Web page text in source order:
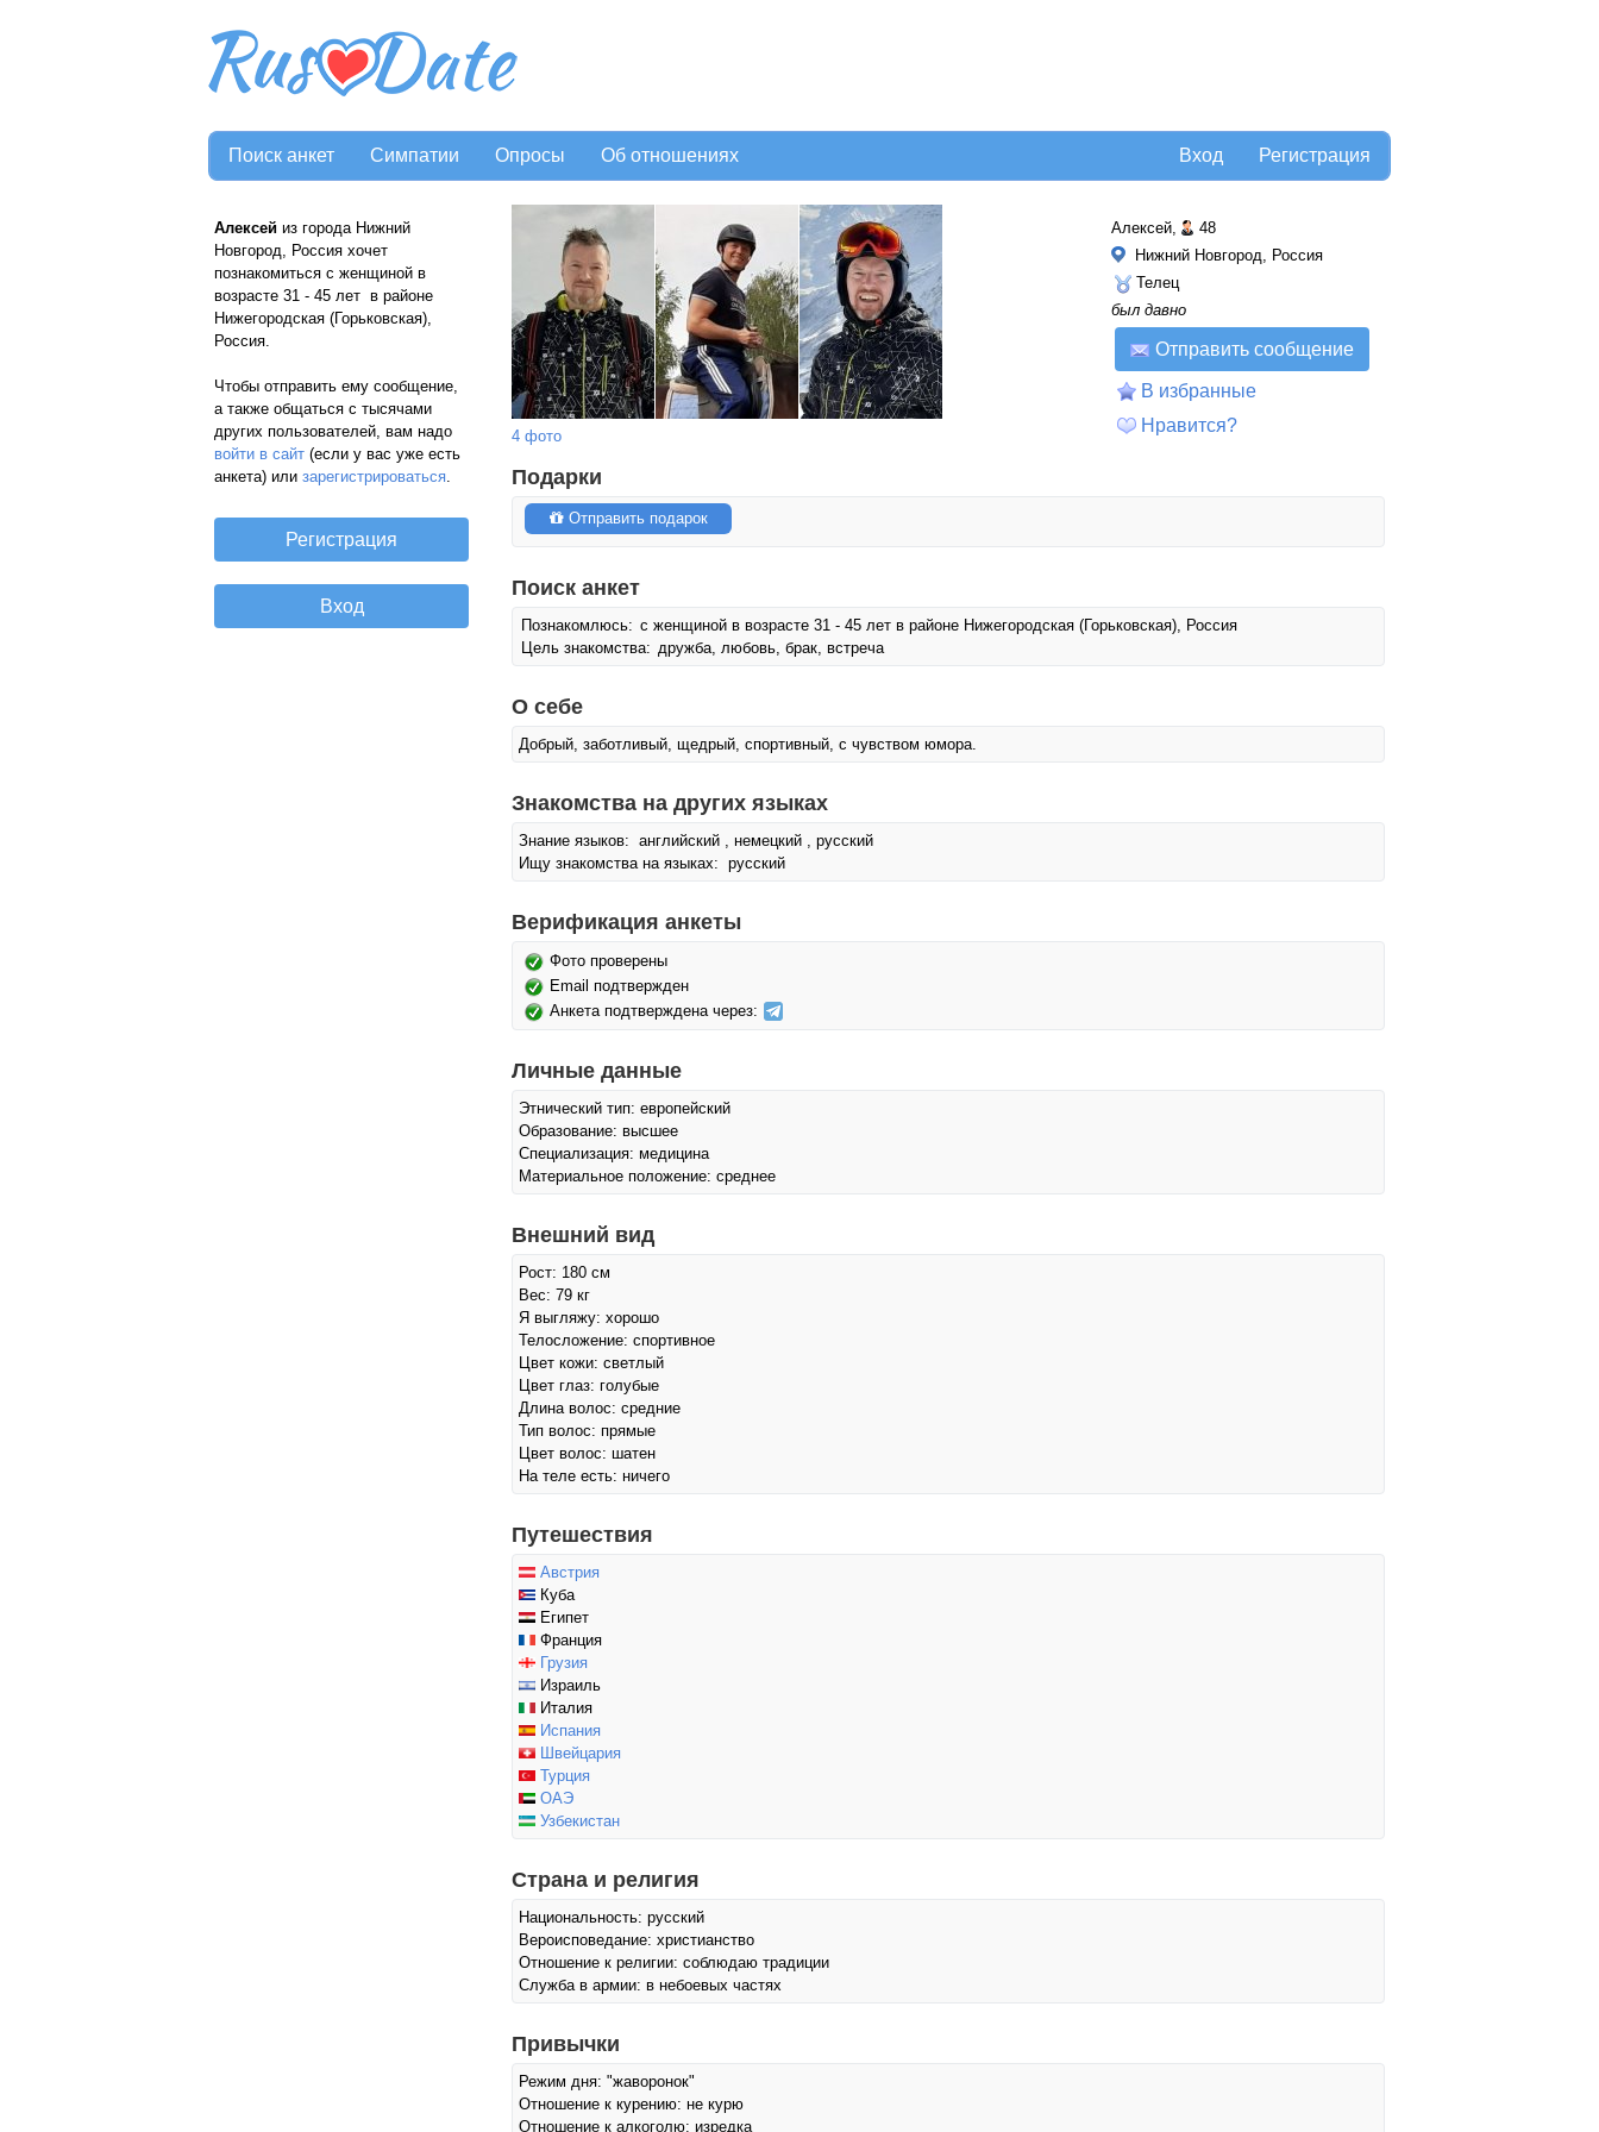
Поиск анкет Симпатии Опросы Об отношениях Регистрация
Вход
Алексей из города Нижний
Новгород, Россия хочет
познакомиться с женщиной в
возрасте 31 - 45 лет в районе
Нижегородская (Горьковская),
Россия.
Чтобы отправить ему сообщение,
а также общаться с тысячами
других пользователей, вам надо
войти в сайт (если у вас уже есть
анкета) или зарегистрироваться.
4 фото
Алексей,
48
Нижний Новгород, Россия
Телец
был давно
Отправить сообщение
В избранные
Нравится?
Подарки
Отправить подарок
Поиск анкет
Познакомлюсь: с женщиной в возрасте 31 - 45 лет в районе Нижегородская (Горьковская), Россия
Цель знакомства: дружба, любовь, брак, встреча
О себе
Добрый, заботливый, щедрый, спортивный, с чувством юмора.
Знакомства на других языках
Знание языков: английский , немецкий , русский
Ищу знакомства на языках: русский
Верификация анкеты
Фото проверены
Email подтвержден
Анкета подтверждена через:
Личные данные
Этнический тип: европейский
Образование: высшее
Специализация: медицина
Материальное положение: среднее
Внешний вид
Рост: 180 см
Вес: 79 кг
Я выгляжу: хорошо
Телосложение: спортивное
Цвет кожи: светлый
Цвет глаз: голубые
Длина волос: средние
Тип волос: прямые
Цвет волос: шатен
На теле есть: ничего
Путешествия
Австрия
Куба
Египет
Франция
Грузия
Израиль
Италия
Испания
Швейцария
Турция
ОАЭ
Узбекистан
Страна и религия
Национальность: русский
Вероисповедание: христианство
Отношение к религии: соблюдаю традиции
Служба в армии: в небоевых частях
Привычки
Режим дня: "жаворонок"
Отношение к курению: не курю
Отношение к алкоголю: изредка